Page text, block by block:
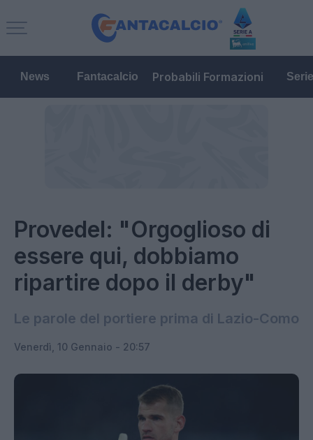
News Fantacalcio Probabili Formazioni
Provedel: "Orgoglioso di
essere qui, dobbiamo
ripartire dopo il derby"
Le parole del portiere prima di Lazio-Como
Venerdì, 10 Gennaio - 20:57